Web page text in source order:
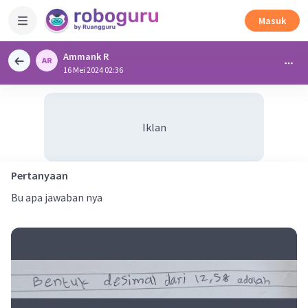
Masuk
Ammank R
16 Mei 2024 02:36
Iklan
Pertanyaan
Bu apa jawaban nya